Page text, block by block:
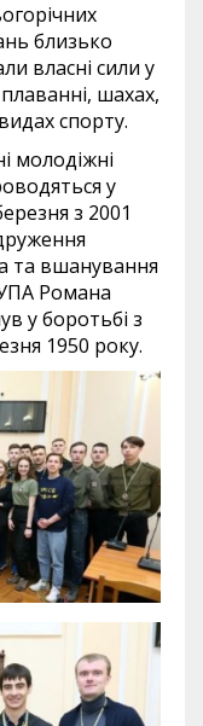
близько
власні сили у
шахах,
спорту.
молодіжні
у
з 2001
та вшанування
Романа
у боротьбі з
1950 року.